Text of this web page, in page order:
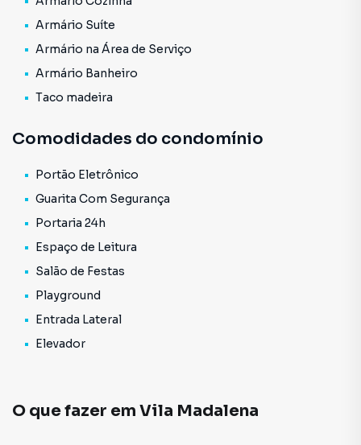
Armário Suíte
Armário na Área de Serviço
Armário Banheiro
Taco madeira
Comodidades do condomínio
Portão Eletrônico
Guarita Com Segurança
Portaria 24h
Espaço de Leitura
Salão de Festas
Playground
Entrada Lateral
Elevador
O que fazer em Vila Madalena